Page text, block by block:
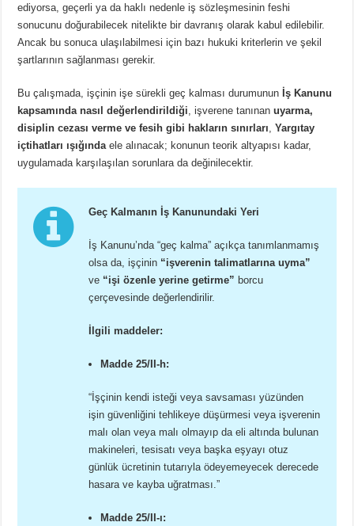
ediyorsa, geçerli ya da haklı nedenle iş sözleşmesinin feshi
sonucunu doğurabilecek nitelikte bir davranış olarak kabul edilebilir.
Ancak bu sonuca ulaşılabilmesi için bazı hukuki kriterlerin ve şekil
şartlarının sağlanması gerekir.
Bu çalışmada, işçinin işe sürekli geç kalması durumununİş Kanunu
kapsamında nasıl değerlendirildiği , işverene tanınanuyarma,
disiplin cezası verme ve fesih gibi hakların sınırları ,Yargıtay
içtihatları ışığında ele alınacak; konunun teorik altyapısı kadar,
uygulamada karşılaşılan sorunlara da değinilecektir.
Geç Kalmanın İş Kanunundaki Yeri
İş Kanunu’nda “geç kalma” açıkça tanımlanmamış
olsa da, işçinin “işverenin talimatlarına uyma”
ve “işi özenle yerine getirme” borcu
çerçevesinde değerlendirilir.
İlgili maddeler:
Madde 25/II-h:
“İşçinin kendi isteği veya savsaması yüzünden
işin güvenliğini tehlikeye düşürmesi veya işverenin
malı olan veya malı olmayıp da eli altında bulunan
makineleri, tesisatı veya başka eşyayı otuz
günlük ücretinin tutarıyla ödeyemeyecek derecede
hasara ve kayba uğratması.”
Madde 25/II-ı: